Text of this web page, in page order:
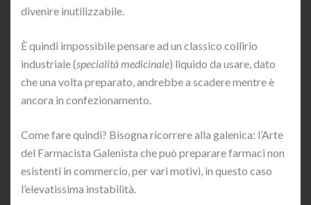
divenire inutilizzabile.
È quindi impossibile pensare ad un classico collirio
industriale (specialità medicinale) liquido da usare, dato
che una volta preparato, andrebbe a scadere mentre è
ancora in confezionamento.
Come fare quindi? Bisogna ricorrere alla galenica: l’Arte
del Farmacista Galenista che può preparare farmaci non
esistenti in commercio, per vari motivi, in questo caso
l’elevatissima instabilità.